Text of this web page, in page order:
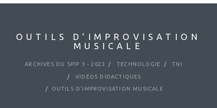
OUTILS D’IMPROVISATION
MUSICALE
ARCHIVES DU SPIP 3 - 2023 TECHNOLOGIE TNI
VIDÉOS DIDACTIQUES
OUTILS D’IMPROVISATION MUSICALE